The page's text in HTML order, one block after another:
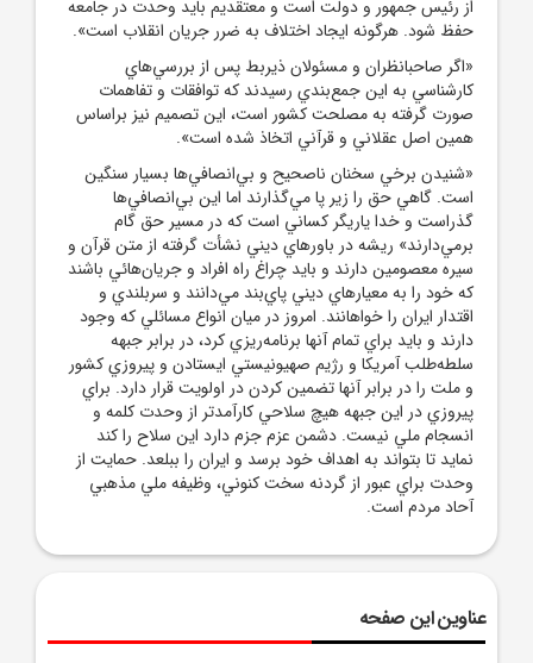
از رئيس‌ جمهور و دولت است و معتقديم بايد وحدت در جامعه
حفظ شود. هرگونه ايجاد اختلاف به ضرر جريان انقلاب است».
«اگر صاحبانظران و مسئولان ذيربط پس از بررسي‌هاي
کارشناسي به اين جمع‌بندي رسيدند که توافقات و تفاهمات
صورت گرفته به مصلحت کشور است، اين تصميم نيز براساس
همين اصل عقلاني و قرآني اتخاذ شده است».
«شنيدن برخي سخنان ناصحيح و بي‌انصافي‌ها بسيار سنگين
است. گاهي حق را زير پا مي‌گذارند اما اين بي‌انصافي‌ها
گذراست و خدا ياريگر کساني است که در مسير حق گام
برمي‌دارند» ريشه در باورهاي ديني نشأت گرفته از متن قرآن و
سيره معصومين دارند و بايد چراغ راه افراد و جريان‌هائي باشند
که خود را به معيارهاي ديني پاي‌بند مي‌دانند و سربلندي و
اقتدار ايران را خواهانند. امروز در ميان انواع مسائلي که وجود
دارند و بايد براي تمام آنها برنامه‌ريزي کرد، در برابر جبهه
سلطه‌‌طلب آمريکا و رژيم صهيونيستي ايستادن و پيروزي کشور
و ملت را در برابر آنها تضمين کردن در اولويت قرار دارد. براي
پيروزي در اين جبهه هيچ سلاحي کارآمدتر از وحدت کلمه و
انسجام ملي نيست. دشمن عزم جزم دارد اين سلاح را کند
نمايد تا بتواند به اهداف خود برسد و ايران را ببلعد. حمايت از
وحدت براي عبور از گردنه سخت کنوني، وظيفه ملي مذهبي
آحاد مردم است.
عناوین این صفحه